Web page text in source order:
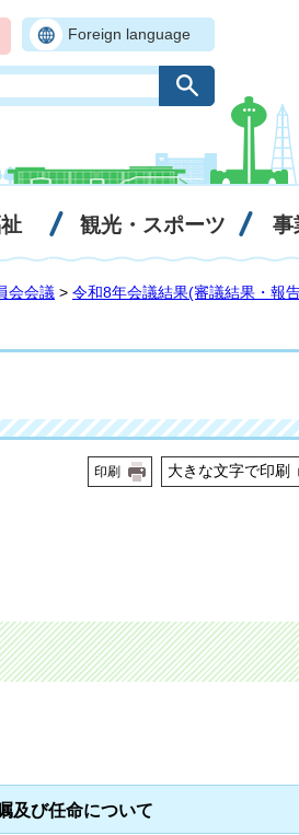
Foreign language
観光・スポーツ 事
会会議 > 令和8年会議結果(審議結果・報
印刷 大きな文字で印刷
及び任命について